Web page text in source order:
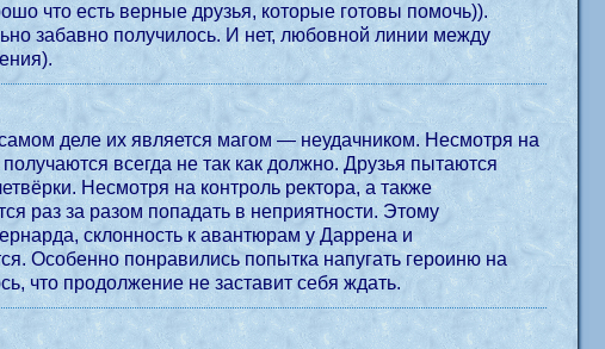
что есть верные друзья, которые готовы помочь)).
забавно получилось. И нет, любовной линии между
деле их является магом — неудачником. Несмотря на
всегда не так как должно. Друзья пытаются
Несмотря на контроль ректора, а также
за разом попадать в неприятности. Этому
склонность к авантюрам у Даррена и
Особенно понравились попытка напугать героиню на
что продолжение не заставит себя ждать.